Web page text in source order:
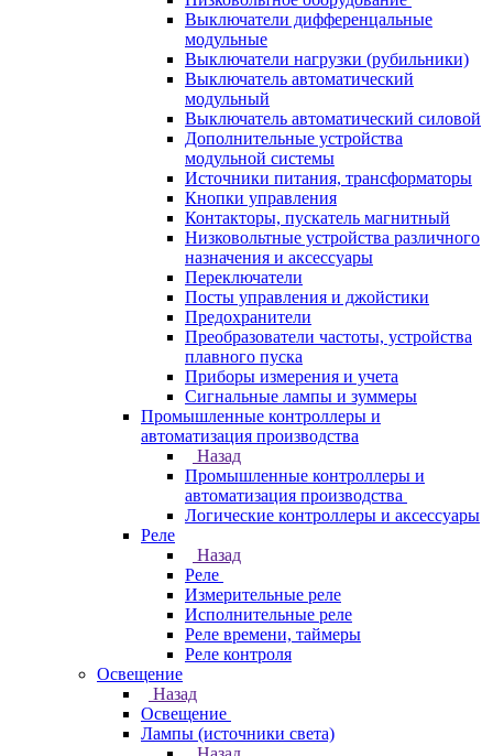
Выключатели дифференцальные
модульные
Выключатели нагрузки (рубильники)
Выключатель автоматический
модульный
Выключатель автоматический силовой
Дополнительные устройства
модульной системы
Источники питания, трансформаторы
Кнопки управления
Контакторы, пускатель магнитный
Низковольтные устройства различного
назначения и аксессуары
Переключатели
Посты управления и джойстики
Предохранители
Преобразователи частоты, устройства
плавного пуска
Приборы измерения и учета
Сигнальные лампы и зуммеры
Промышленные контроллеры и
автоматизация производства
Назад
Промышленные контроллеры и
автоматизация производства
Логические контроллеры и аксессуары
Реле
Назад
Реле
Измерительные реле
Исполнительные реле
Реле времени, таймеры
Реле контроля
Освещение
Назад
Освещение
Лампы (источники света)